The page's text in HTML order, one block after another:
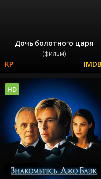
Дочь болотного царя
(фильм)
HD